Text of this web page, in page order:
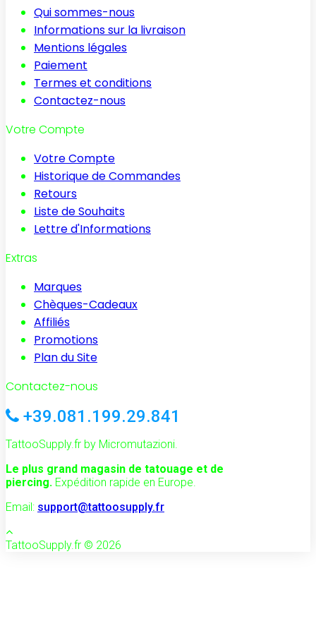
Qui sommes-nous
Informations sur la livraison
Mentions légales
Paiement
Termes et conditions
Contactez-nous
Votre Compte
Votre Compte
Historique de Commandes
Retours
Liste de Souhaits
Lettre d'Informations
Extras
Marques
Chèques-Cadeaux
Affiliés
Promotions
Plan du Site
Contactez-nous
+39.081.199.29.841
TattooSupply.fr by Micromutazioni.
Le plus grand magasin de tatouage et de
piercing. Expédition rapide en Europe.
Email: support@tattoosupply.fr
TattooSupply.fr © 2026